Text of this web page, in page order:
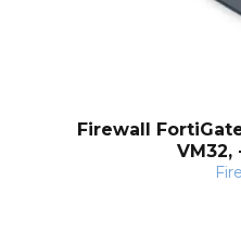
Firewall
VM32,